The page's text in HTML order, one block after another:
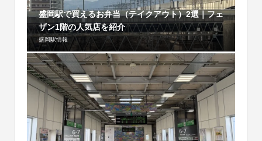
盛岡駅で買えるお弁当（テイクアウト）2選｜フェ
ザン1階の人気店を紹介
盛岡駅情報